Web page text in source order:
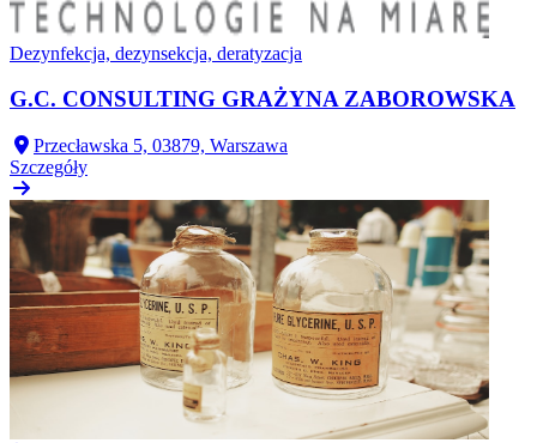
Dezynfekcja, dezynsekcja, deratyzacja
G.C. CONSULTING GRAŻYNA ZABOROWSKA
Przecławska 5, 03879, Warszawa
Szczegóły